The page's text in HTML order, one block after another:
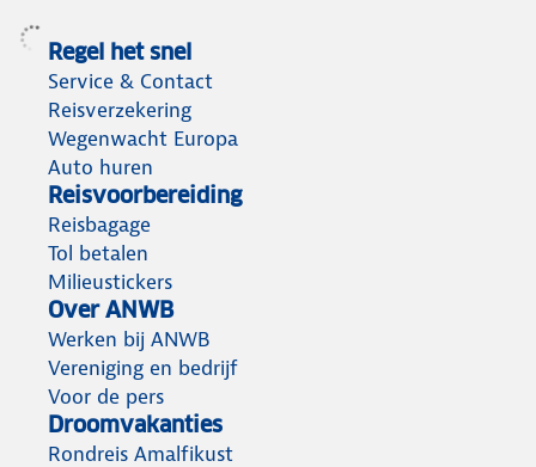
Regel het snel
Service & Contact
Reisverzekering
Wegenwacht Europa
Auto huren
Reisvoorbereiding
Reisbagage
Tol betalen
Milieustickers
Over ANWB
Werken bij ANWB
Vereniging en bedrijf
Voor de pers
Droomvakanties
Rondreis Amalfikust